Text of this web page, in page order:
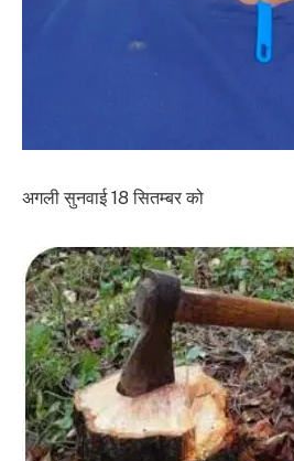
अगली सुनवाई 18 सितम्बर को